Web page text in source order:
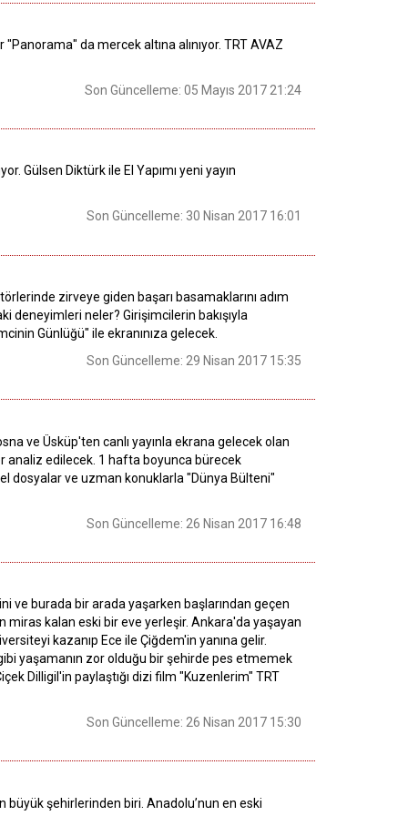
"Panorama" da mercek altına alınıyor. TRT AVAZ
Son Güncelleme: 05 Mayıs 2017 21:24
Gülsen Diktürk ile El Yapımı yeni yayın
Son Güncelleme: 30 Nisan 2017 16:01
zirveye giden başarı basamaklarını adım
deneyimleri neler? Girişimcilerin bakışıyla
Günlüğü" ile ekranınıza gelecek.
Son Güncelleme: 29 Nisan 2017 15:35
ve Üsküp'ten canlı yayınla ekrana gelecek olan
analiz edilecek. 1 hafta boyunca bürecek
dosyalar ve uzman konuklarla "Dünya Bülteni"
Son Güncelleme: 26 Nisan 2017 16:48
ve burada bir arada yaşarken başlarından geçen
miras kalan eski bir eve yerleşir. Ankara'da yaşayan
kazanıp Ece ile Çiğdem'in yanına gelir.
yaşamanın zor olduğu bir şehirde pes etmemek
Dilligil'in paylaştığı dizi film "Kuzenlerim" TRT
Son Güncelleme: 26 Nisan 2017 15:30
büyük şehirlerinden biri. Anadolu’nun en eski